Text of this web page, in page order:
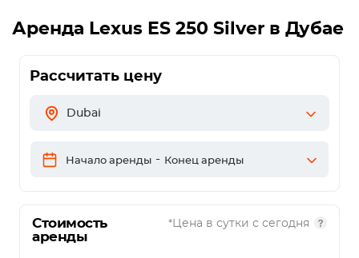
Аренда Lexus ES 250 Silver в Дубае
Рассчитать цену
Dubai
Начало аренды - Конец аренды
Стоимость
аренды
*Цена в сутки с сегодня